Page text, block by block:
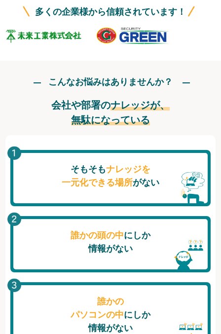
ログイン
多くの企業様から信頼されています！
こんなお悩みはありませんか？
会社や部署のナレッジが、
無駄になっている
そもそもナレッジを
一元化できる場所がない
誰かの頭の中にしか
情報がない
誰かの
パソコンの中にしか
情報がない